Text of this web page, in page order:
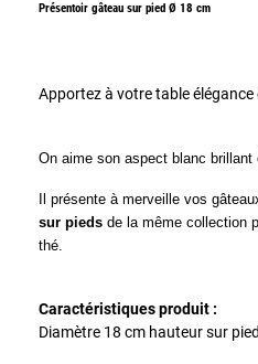
Présentoir gâteau sur pied Ø 18 cm
Apportez à votre table
On aime son aspect blanc
Il présente à merveille vos
sur pieds de la même collection
thé.
Caractéristiques produit :
Diamètre 18 cm hauteur sur